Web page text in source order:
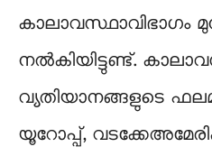
കാലാവസ്ഥാവിഭാഗം
നൽകിയിട്ടുണ്ട്.
വ്യതിയാനങ്ങളുടെ
യൂറോപ്പ്,